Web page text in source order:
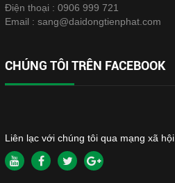
Điện thoại : 0906 999 721
Email : sang@daidongtienphat.com
CHÚNG TÔI TRÊN FACEBOOK
Liên lạc với chúng tôi qua mạng xã hội